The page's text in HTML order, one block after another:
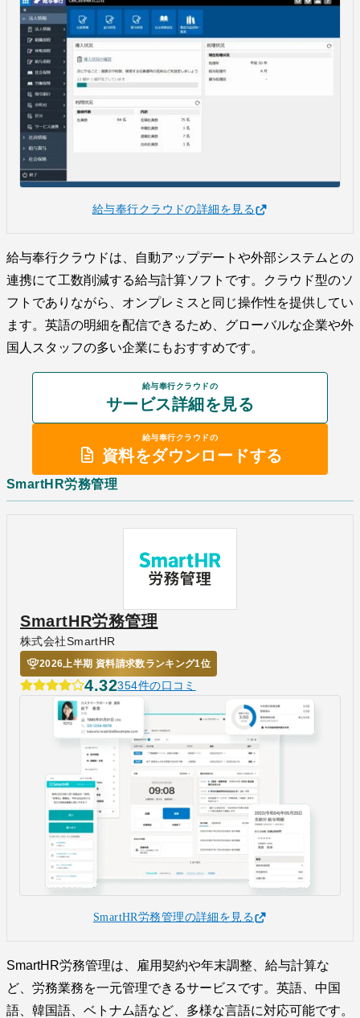
給与奉行クラウドの詳細を見る
給与奉行クラウドは、自動アップデートや外部システムとの
連携にて工数削減する給与計算ソフトです。クラウド型のソ
フトでありながら、オンプレミスと同じ操作性を提供してい
ます。英語の明細を配信できるため、グローバルな企業や外
国人スタッフの多い企業にもおすすめです。
給与奉行クラウドの
サービス詳細を見る
給与奉行クラウドの
資料をダウンロードする
SmartHR労務管理
SmartHR労務管理
株式会社SmartHR
2026上半期 資料請求数ランキング1位
4.32354件の口コミ
SmartHR労務管理の詳細を見る
SmartHR労務管理は、雇用契約や年末調整、給与計算な
ど、労務業務を一元管理できるサービスです。英語、中国
語、韓国語、ベトナム語など、多様な言語に対応可能です。